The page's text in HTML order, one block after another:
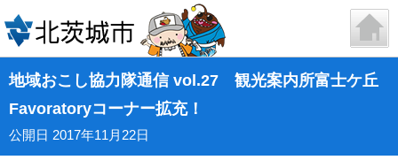
地域おこし協力隊通信 vol.27 観光案内所富士ケ丘
Favoratoryコーナー拡充！
公開日 2017年11月22日